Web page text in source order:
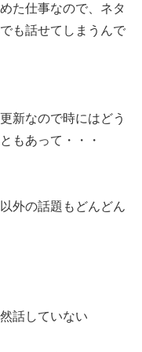
た仕事なので、ネタ
も話せてしまうんで
新なので時にはどう
もあって・・・
外の話題もどんどん
話していない